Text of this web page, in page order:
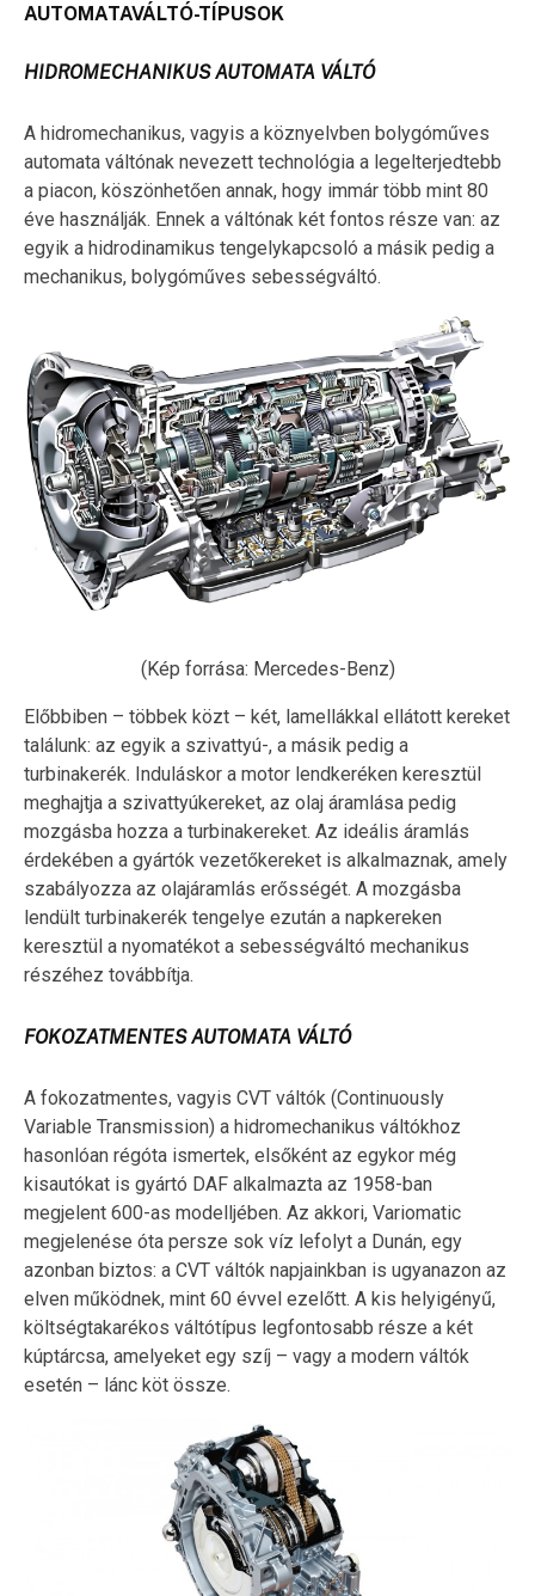
AUTOMATAVÁLTÓ-TÍPUSOK
HIDROMECHANIKUS AUTOMATA VÁLTÓ
A hidromechanikus, vagyis a köznyelvben bolygóműves
automata váltónak nevezett technológia a legelterjedtebb
a piacon, köszönhetően annak, hogy immár több mint 80
éve használják. Ennek a váltónak két fontos része van: az
egyik a hidrodinamikus tengelykapcsoló a másik pedig a
mechanikus, bolygóműves sebességváltó.
(Kép forrása: Mercedes-Benz)
Előbbiben – többek közt – két, lamellákkal ellátott kereket
találunk: az egyik a szivattyú-, a másik pedig a
turbinakerék. Induláskor a motor lendkeréken keresztül
meghajtja a szivattyúkereket, az olaj áramlása pedig
mozgásba hozza a turbinakereket. Az ideális áramlás
érdekében a gyártók vezetőkereket is alkalmaznak, amely
szabályozza az olajáramlás erősségét. A mozgásba
lendült turbinakerék tengelye ezután a napkereken
keresztül a nyomatékot a sebességváltó mechanikus
részéhez továbbítja.
FOKOZATMENTES AUTOMATA VÁLTÓ
A fokozatmentes, vagyis CVT váltók (Continuously
Variable Transmission) a hidromechanikus váltókhoz
hasonlóan régóta ismertek, elsőként az egykor még
kisautókat is gyártó DAF alkalmazta az 1958-ban
megjelent 600-as modelljében. Az akkori, Variomatic
megjelenése óta persze sok víz lefolyt a Dunán, egy
azonban biztos: a CVT váltók napjainkban is ugyanazon az
elven működnek, mint 60 évvel ezelőtt. A kis helyigényű,
költségtakarékos váltótípus legfontosabb része a két
kúptárcsa, amelyeket egy szíj – vagy a modern váltók
esetén – lánc köt össze.